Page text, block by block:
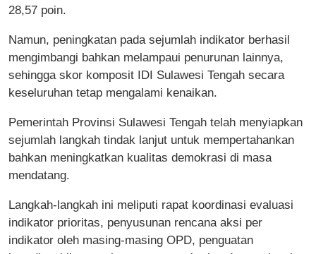
28,57 poin.
Namun, peningkatan pada sejumlah indikator berhasil
mengimbangi bahkan melampaui penurunan lainnya,
sehingga skor komposit IDI Sulawesi Tengah secara
keseluruhan tetap mengalami kenaikan.
Pemerintah Provinsi Sulawesi Tengah telah menyiapkan
sejumlah langkah tindak lanjut untuk mempertahankan
bahkan meningkatkan kualitas demokrasi di masa
mendatang.
Langkah-langkah ini meliputi rapat koordinasi evaluasi
indikator prioritas, penyusunan rencana aksi per
indikator oleh masing-masing OPD, penguatan